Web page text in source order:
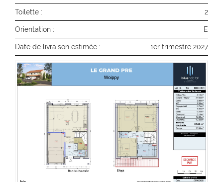
Toilette : 2
Orientation : E
Date de livraison estimée : 1er trimestre 2027